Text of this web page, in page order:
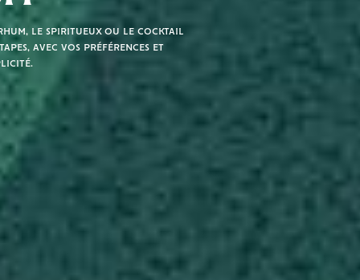
le spiritueux ou le cocktail
avec vos préférences et